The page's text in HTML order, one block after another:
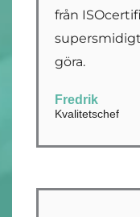
från
göra.
Fredrik
Kvalitetschef